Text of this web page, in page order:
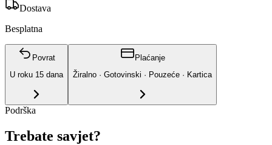
Dostava
Besplatna
Povrat
U roku 15 dana
Plaćanje
Žiralno · Gotovinski · Pouzeće · Kartica
Podrška
Trebate savjet?